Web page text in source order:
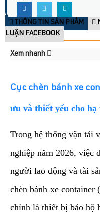
THÔNG TIN SẢN PHẨM
LUẬN FACEBOOK
Xem nhanh
Cục chèn bánh xe
ưu và thiết yếu cho
​Trong hệ thống vận tải
nghiệp năm 2026, việc
người lao động và tài
chèn bánh xe container
chính là thiết bị bảo hộ